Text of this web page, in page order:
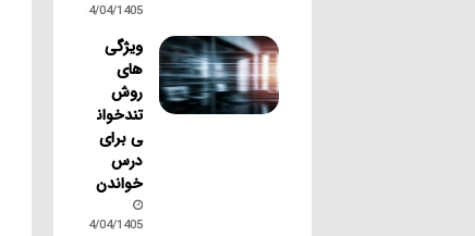
14/04/1405
ویژگی
های
روش
تندخوان
ی برای
درس
خواندن
14/04/1405